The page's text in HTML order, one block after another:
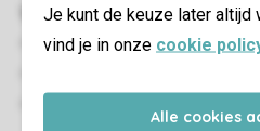
Je kunt de keuze later
vind je in onze cookie
Alle cookies
Woon-/eetkamer
Zithoek